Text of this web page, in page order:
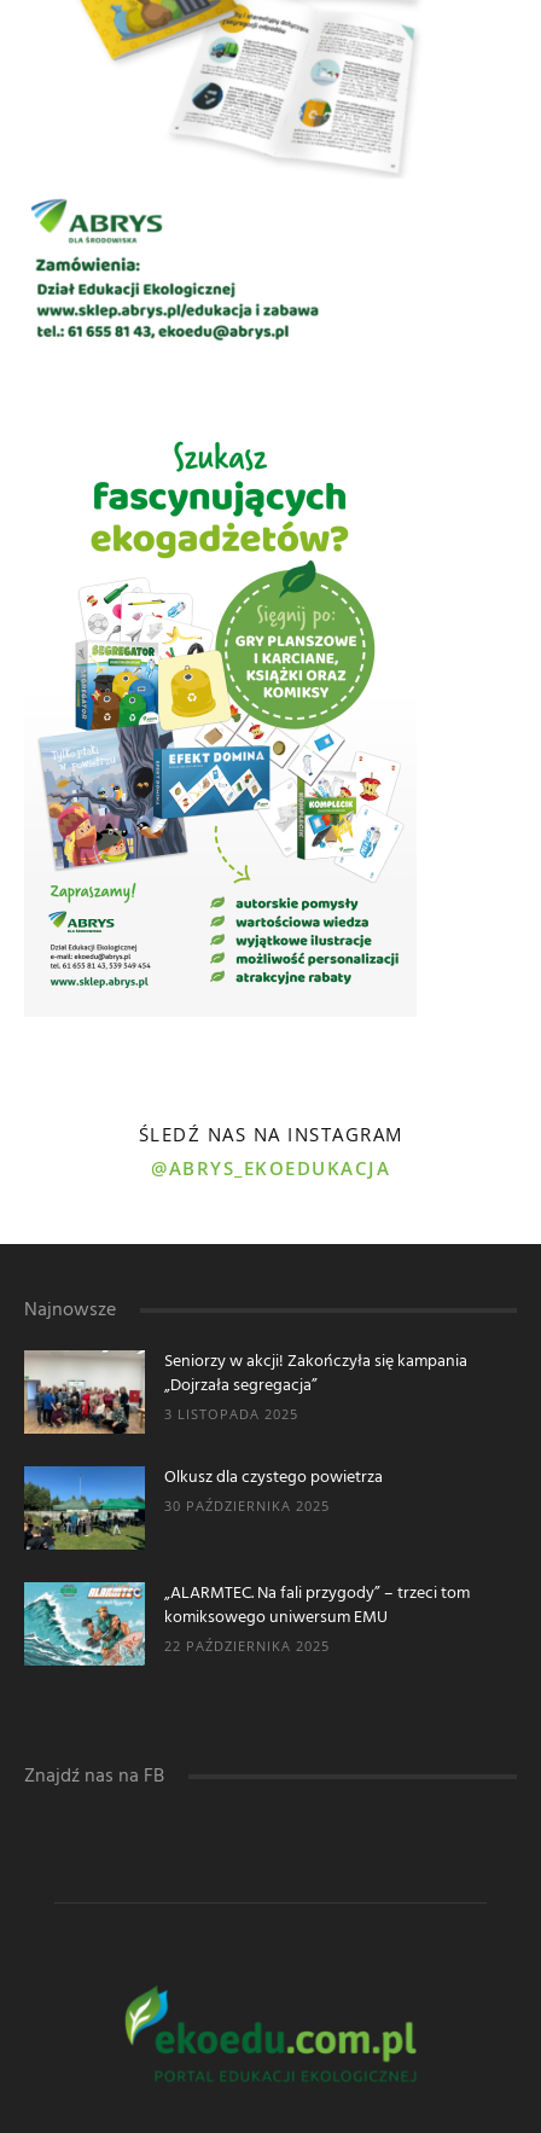
ŚLEDŹ NAS NA INSTAGRAM
@ABRYS_EKOEDUKACJA
Najnowsze
Seniorzy w akcji! Zakończyła się kampania
„Dojrzała segregacja”
3 LISTOPADA 2025
Olkusz dla czystego powietrza
30 PAŹDZIERNIKA 2025
„ALARMTEC. Na fali przygody” – trzeci tom
komiksowego uniwersum EMU
22 PAŹDZIERNIKA 2025
Znajdź nas na FB